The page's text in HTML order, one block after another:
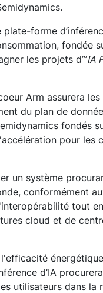
forme
fondée
les projets d”’IA
Arm assurera
du plan de
fondés
pour les
un système
conformément
tout
cloud et de
d’IA
utilisateurs dans la